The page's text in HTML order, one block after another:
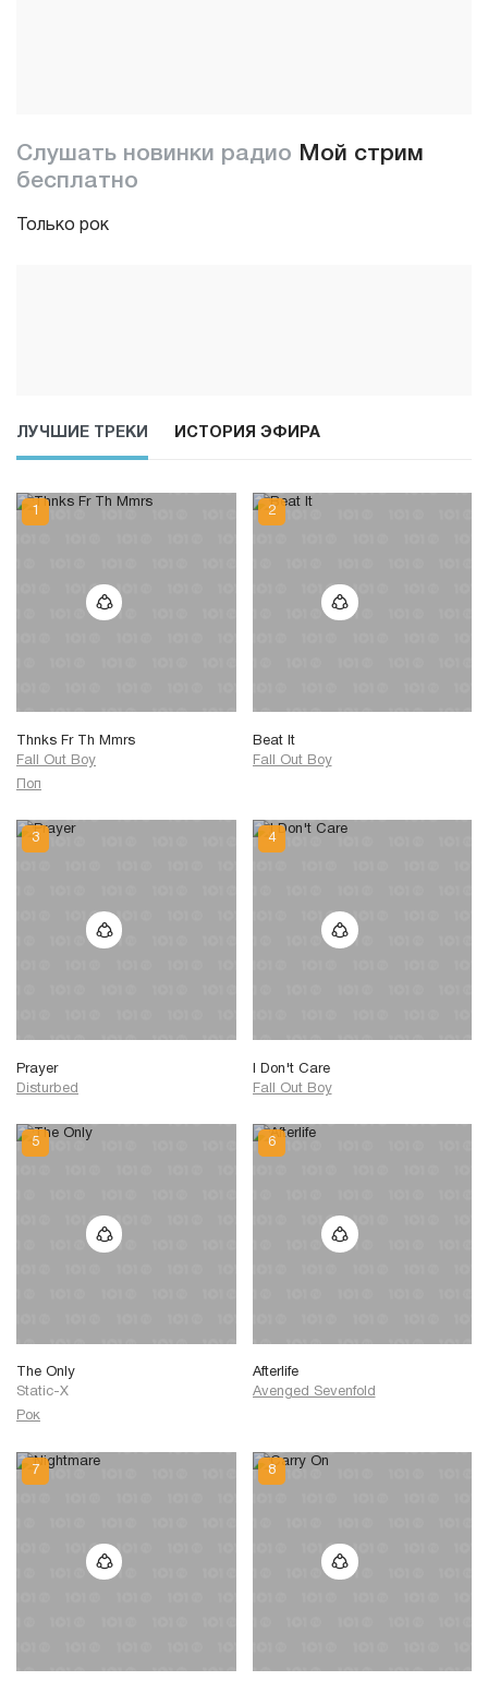
Слушать новинки радио Мой стрим
бесплатно
Только рок
ЛУЧШИЕ ТРЕКИ ИСТОРИЯ ЭФИРА
Thnks Fr Th Mmrs
Fall Out Boy
Поп
Beat It
Fall Out Boy
Prayer
Disturbed
I Don't Care
Fall Out Boy
The Only
Static-X
Рок
Afterlife
Avenged Sevenfold